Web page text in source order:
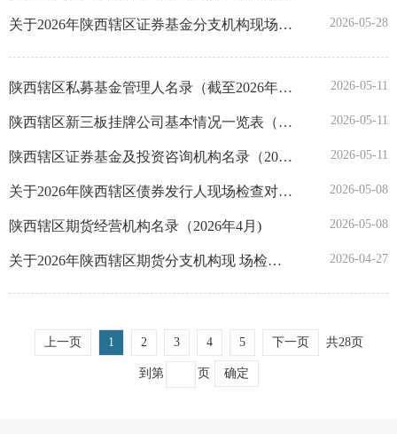
西藏
甘肃
青海
宁夏
新疆
关于2026年陕西辖区证券基金分支机构现场检查对象随机抽取结果的公示 2026-05-28
陕西辖区私募基金管理人名录（截至2026年4月30日） 2026-05-11
陕西辖区新三板挂牌公司基本情况一览表（截至2026年4月30日） 2026-05-11
陕西辖区证券基金及投资咨询机构名录（2026年4月） 2026-05-11
关于2026年陕西辖区债券发行人现场检查对象随机抽取结果的公示 2026-05-08
陕西辖区期货经营机构名录（2026年4月) 2026-05-08
关于2026年陕西辖区期货分支机构现 场检查对象随机抽取结果的公示 2026-04-27
上一页 1 2 3 4 5 下一页 共28页
到第 页 确定